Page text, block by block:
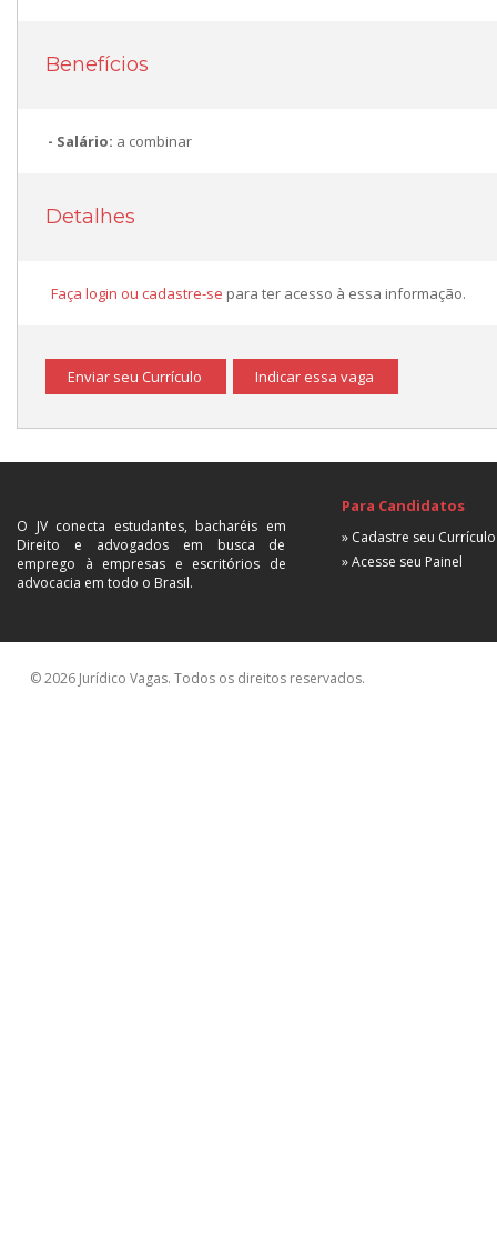
Benefícios
Salário: a combinar
Detalhes
Faça login ou cadastre-se para ter acesso à essa informação.
Enviar seu Currículo Indicar essa vaga
O JV conecta estudantes, bacharéis em
Direito e advogados em busca de
emprego à empresas e escritórios de
advocacia em todo o Brasil.
Para Candidatos
» Cadastre seu Currículo
» Acesse seu Painel
© 2026 Jurídico Vagas. Todos os direitos reservados.